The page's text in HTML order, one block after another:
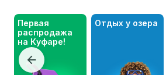
Первая
распродажа
на Куфаре!
Отдых у озера